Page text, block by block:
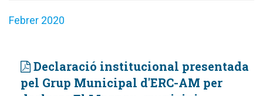
Febrer 2020
Declaració institucional presentada
pel Grup Municipal d'ERC-AM per